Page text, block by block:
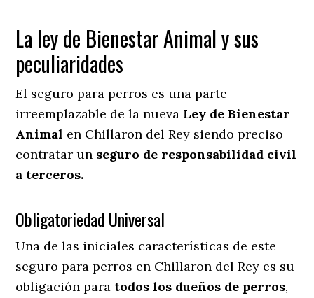
La ley de Bienestar Animal y sus
peculiaridades
El seguro para perros es una parte
irreemplazable de la nueva Ley de Bienestar
Animal en Chillaron del Rey siendo preciso
contratar un seguro de responsabilidad civil
a terceros.
Obligatoriedad Universal
Una de las iniciales características de este
seguro para perros en Chillaron del Rey es su
obligación para todos los dueños de perros,